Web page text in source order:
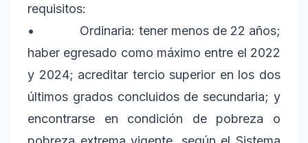
requisitos:
• Ordinaria: tener menos de 22 años;
haber egresado como máximo entre el 2022
y 2024; acreditar tercio superior en los dos
últimos grados concluidos de secundaria; y
encontrarse en condición de pobreza o